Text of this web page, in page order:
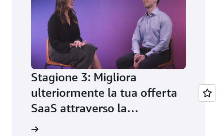
Stagione 3: Migliora
ulteriormente la tua offerta
SaaS attraverso la
modernizzazione